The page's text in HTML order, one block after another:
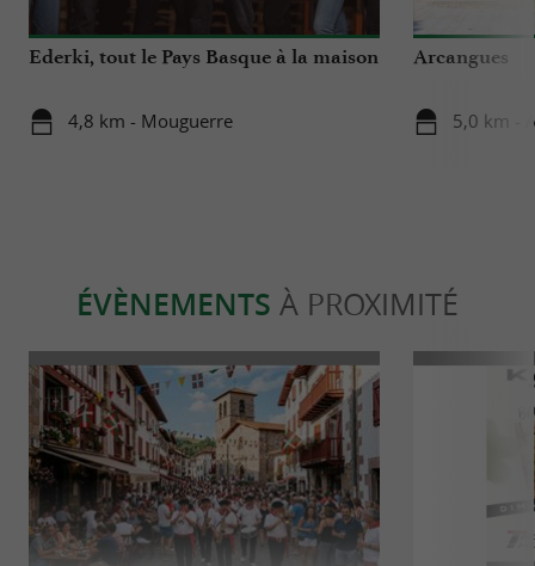
Ederki, tout le Pays Basque à la maison
4,8 km - Mouguerre
Arcangues
5,0 km -
ÉVÈNEMENTS À PROXIMITÉ